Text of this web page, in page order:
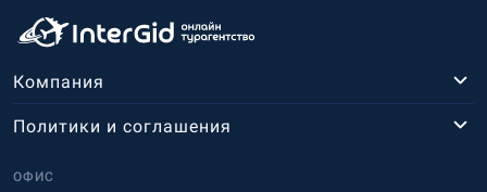
Компания
ОФИС
Политики и соглашения